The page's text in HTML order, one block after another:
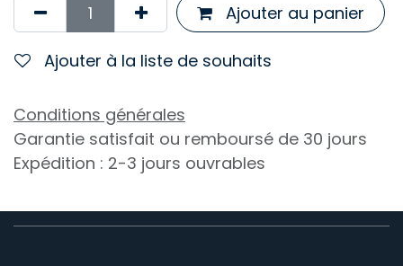
Ajouter au panier
Ajouter à la liste de souhaits
Conditions générales
Garantie satisfait ou remboursé de 30 jours
Expédition : 2-3 jours ouvrables